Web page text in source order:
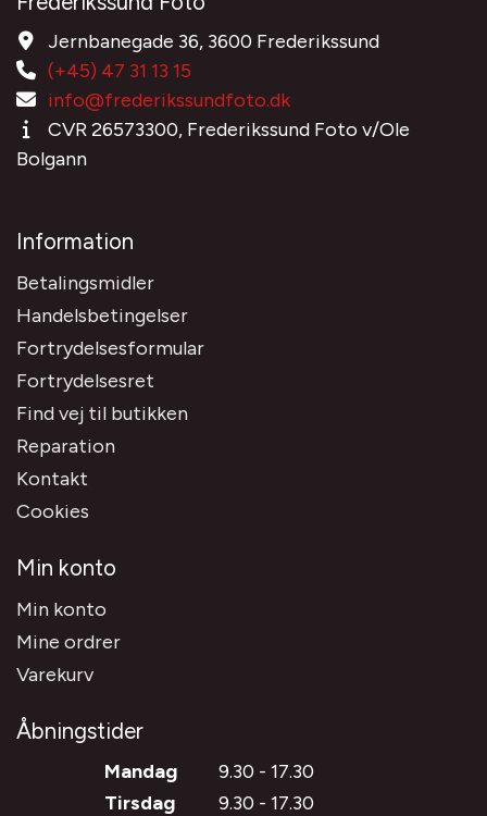
Jernbanegade 36, 3600 Frederikssund
(+45) 47 31 13 15
info@frederikssundfoto.dk
CVR 26573300, Frederikssund Foto v/Ole
Bolgann
Information
Betalingsmidler
Handelsbetingelser
Fortrydelsesformular
Fortrydelsesret
Find vej til butikken
Reparation
Kontakt
Cookies
Min konto
Min konto
Mine ordrer
Varekurv
Åbningstider
Mandag
9.30 - 17.30
Tirsdag
9.30 - 17.30